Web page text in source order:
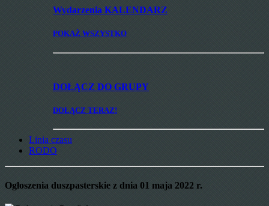
Wydarzenia KALENDARZ
POKAŻ WSZYSTKO
DOŁĄCZ DO GRUPY
DOŁĄCZ TERAZ!
Linia czasu
RODO
Ogłoszenia duszpasterskie z dnia 01 maja 2022 r.